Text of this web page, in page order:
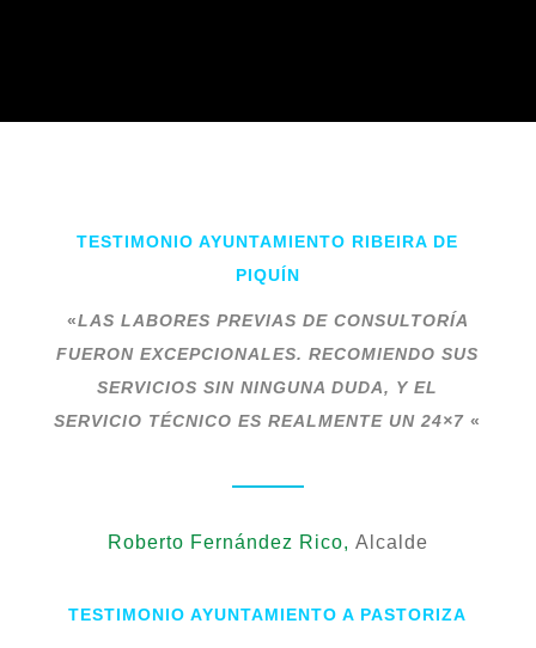
TESTIMONIO AYUNTAMIENTO RIBEIRA DE
PIQUÍN
«LAS LABORES PREVIAS DE CONSULTORÍA
FUERON EXCEPCIONALES. RECOMIENDO SUS
SERVICIOS SIN NINGUNA DUDA, Y EL
SERVICIO TÉCNICO ES REALMENTE UN 24×7«
Roberto Fernández Rico, Alcalde
TESTIMONIO AYUNTAMIENTO A PASTORIZA